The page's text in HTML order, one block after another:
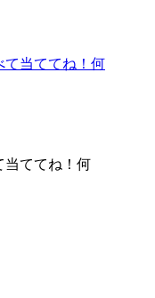
当ててね！何